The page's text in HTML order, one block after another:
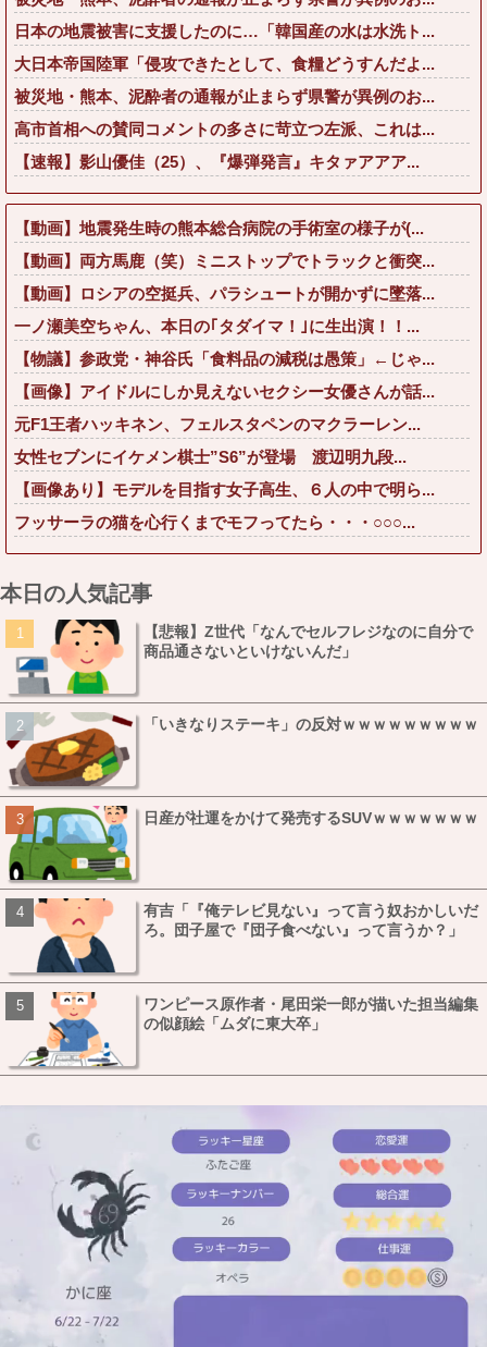
日本の地震被害に支援したのに…「韓国産の水は水洗ト...
大日本帝国陸軍「侵攻できたとして、食糧どうすんだよ...
被災地・熊本、泥酔者の通報が止まらず県警が異例のお...
高市首相への賛同コメントの多さに苛立つ左派、これは...
【速報】影山優佳（25）、『爆弾発言』キタァアアア...
【動画】地震発生時の熊本総合病院の手術室の様子が(...
【動画】両方馬鹿（笑）ミニストップでトラックと衝突...
【動画】ロシアの空挺兵、パラシュートが開かずに墜落...
一ノ瀬美空ちゃん、本日の｢タダイマ！｣に生出演！！...
【物議】参政党・神谷氏「食料品の減税は愚策」←じゃ...
【画像】アイドルにしか見えないセクシー女優さんが話...
元F1王者ハッキネン、フェルスタペンのマクラーレン...
女性セブンにイケメン棋士”S6”が登場 渡辺明九段...
【画像あり】モデルを目指す女子高生、６人の中で明ら...
フッサーラの猫を心行くまでモフってたら・・・○○○...
本日の人気記事
【悲報】Z世代「なんでセルフレジなのに自分で
商品通さないといけないんだ」
「いきなりステーキ」の反対ｗｗｗｗｗｗｗｗｗ
日産が社運をかけて発売するSUVｗｗｗｗｗｗｗ
有吉「『俺テレビ見ない』って言う奴おかしいだ
ろ。団子屋で『団子食べない』って言うか？」
ワンピース原作者・尾田栄一郎が描いた担当編集
の似顔絵「ムダに東大卒」